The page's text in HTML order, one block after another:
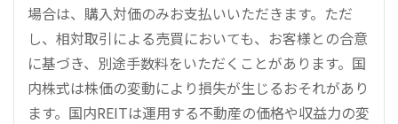
場合は、購入対価のみお支払いいただきます。ただ
し、相対取引による売買においても、お客様との合意
に基づき、別途手数料をいただくことがあります。国
内株式は株価の変動により損失が生じるおそれがあり
ます。国内REITは運用する不動産の価格や収益力の変